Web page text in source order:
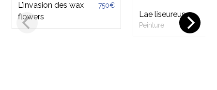
L'invasion des wax
flowers
750€
Lae liseureuse
Peinture